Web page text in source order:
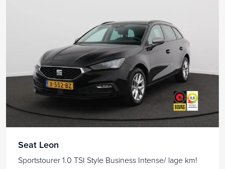
Seat Leon
Sportstourer 1.0 TSI Style Business Intense/ lage km!